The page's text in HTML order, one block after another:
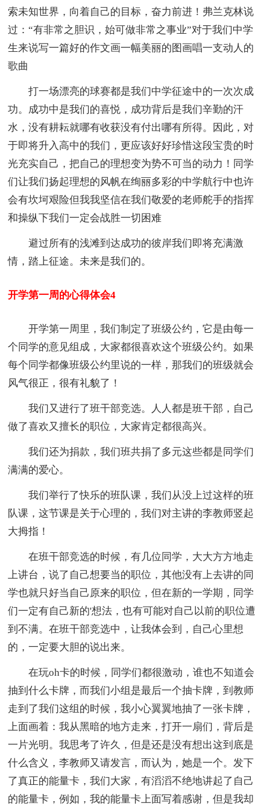
索未知世界，向着自己的目标，奋力前进！弗兰克林说
过：“有非常之胆识，始可做非常之事业”对于我们中学
生来说写一篇好的作文画一幅美丽的图画唱一支动人的
歌曲
打一场漂亮的球赛都是我们中学征途中的一次次成
功。成功中是我们的喜悦，成功背后是我们辛勤的汗
水，没有耕耘就哪有收获没有付出哪有所得。因此，对
于即将升入高中的我们，更应该好好珍惜这段宝贵的时
光充实自己，把自己的理想变为势不可当的动力！同学
们让我们扬起理想的风帆在绚丽多彩的中学航行中也许
会有坎坷艰险但我我坚信在我们敬爱的老师舵手的指挥
和操纵下我们一定会战胜一切困难
避过所有的浅滩到达成功的彼岸我们即将充满激
情，踏上征途。未来是我们的。
开学第一周的心得体会4
开学第一周里，我们制定了班级公约，它是由每一
个同学的意见组成，大家都很喜欢这个班级公约。如果
每个同学都像班级公约里说的一样，那我们的班级就会
风气很正，很有礼貌了！
我们又进行了班干部竞选。人人都是班干部，自己
做了喜欢又擅长的职位，大家肯定都很高兴。
我们还为捐款，我们班共捐了多元这些都是同学们
满满的爱心。
我们举行了快乐的班队课，我们从没上过这样的班
队课，这节课是关于心理的，我们对主讲的李教师竖起
大拇指！
在班干部竞选的时候，有几位同学，大大方方地走
上讲台，说了自己想要当的职位，其他没有上去讲的同
学也就只好当自己原来的职位，但在新的一学期，同学
们一定有自己新的'想法，也有可能对自己以前的职位遭
到不满。在班干部竞选中，让我体会到，自己心里想
的，一定要大胆的说出来。
在玩oh卡的时候，同学们都很激动，谁也不知道会
抽到什么卡牌，而我们小组是最后一个抽卡牌，到教师
走到了我们这组的时候，我小心翼翼地抽了一张卡牌，
上面画着：我从黑暗的地方走来，打开一扇们，背后是
一片光明。我思考了许久，但是还是没有想出这到底是
什么含义，李教师又请发言，而认为，她是一个。发下
了真正的能量卡，我们大家，有滔滔不绝地讲起了自己
的能量卡，例如，我的能量卡上面写着感谢，但是我却